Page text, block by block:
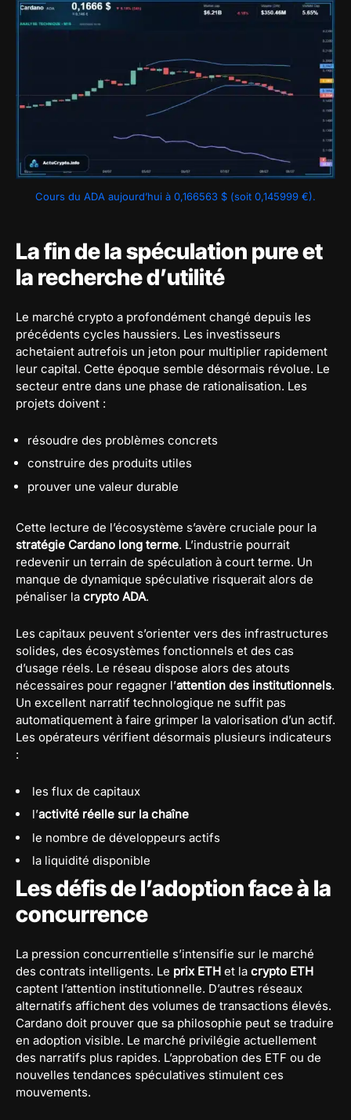
Cours du ADA aujourd’hui à 0,166563 $ (soit 0,145999 €).
La fin de la spéculation pure et
la recherche d’utilité
Le marché crypto a profondément changé depuis les
précédents cycles haussiers. Les investisseurs
achetaient autrefois un jeton pour multiplier rapidement
leur capital. Cette époque semble désormais révolue. Le
secteur entre dans une phase de rationalisation. Les
projets doivent :
résoudre des problèmes concrets
construire des produits utiles
prouver une valeur durable
Cette lecture de l’écosystème s’avère cruciale pour la
stratégie Cardano long terme. L’industrie pourrait
redevenir un terrain de spéculation à court terme. Un
manque de dynamique spéculative risquerait alors de
pénaliser la crypto ADA.
Les capitaux peuvent s’orienter vers des infrastructures
solides, des écosystèmes fonctionnels et des cas
d’usage réels. Le réseau dispose alors des atouts
nécessaires pour regagner l’attention des institutionnels.
Un excellent narratif technologique ne suffit pas
automatiquement à faire grimper la valorisation d’un actif.
Les opérateurs vérifient désormais plusieurs indicateurs
:
les flux de capitaux
l’activité réelle sur la chaîne
le nombre de développeurs actifs
la liquidité disponible
Les défis de l’adoption face à la
concurrence
La pression concurrentielle s’intensifie sur le marché
des contrats intelligents. Le prix ETH et la crypto ETH
captent l’attention institutionnelle. D’autres réseaux
alternatifs affichent des volumes de transactions élevés.
Cardano doit prouver que sa philosophie peut se traduire
en adoption visible. Le marché privilégie actuellement
des narratifs plus rapides. L’approbation des ETF ou de
nouvelles tendances spéculatives stimulent ces
mouvements.